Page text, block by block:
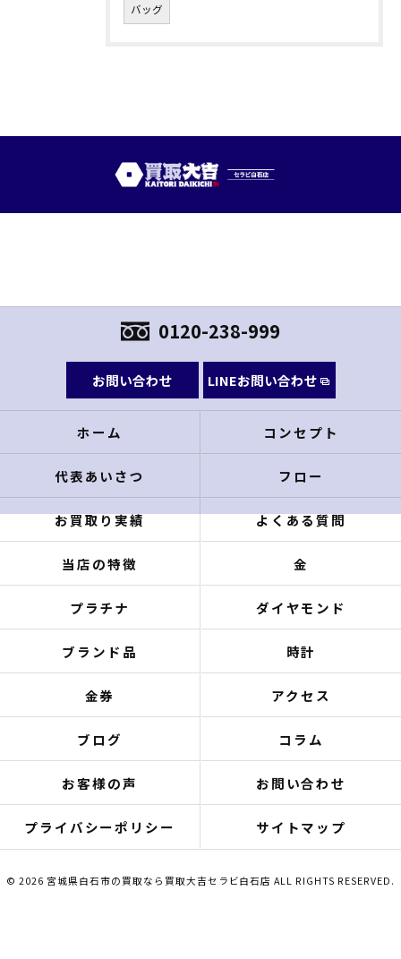
バッグ
0120-238-999
お問い合わせ LINEお問い合わせ
ホーム コンセプト
代表あいさつ フロー
お買取り実績 よくある質問
当店の特徴 金
プラチナ ダイヤモンド
ブランド品 時計
金券 アクセス
ブログ コラム
お客様の声 お問い合わせ
プライバシーポリシー サイトマップ
© 2026 宮城県白石市の買取なら買取大吉セラビ白石店 ALL RIGHTS RESERVED.